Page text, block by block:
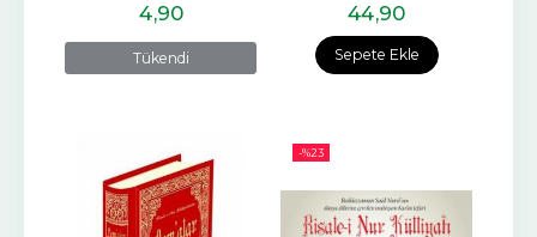
Tükendi
4,90
Sepete Ekle
44,90
-%23